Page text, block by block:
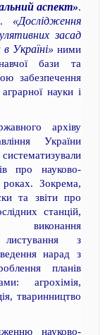
аспект».
«Дослідження
засад
в Україні» ними
бази та
забезпечення
науки і
архіву
України
про науково-
Зокрема,
та звіти про
станцій,
виконання
листування з
нарад з
планів
агрохімія,
тваринництво
науково-